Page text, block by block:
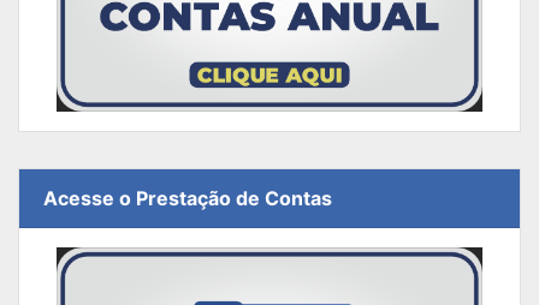
Acesse o Prestação de Contas